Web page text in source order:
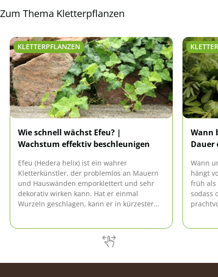
Zum Thema Kletterpflanzen
KLETTERPFLANZEN
Wie schnell wächst Efeu? |
Wachstum effektiv beschleunigen
Efeu (Hedera helix) ist ein wahrer
Kletterkünstler, der problemlos an Mauern
und Hauswänden emporklettert und sehr
dekorativ wirken kann. Hat er einmal
Wurzeln geschlagen, kann er in kürzester
Wann
Dauer
Wann
hängt
früh als
sodass